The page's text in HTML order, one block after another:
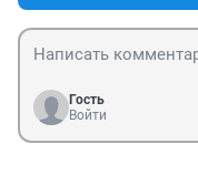
Гость
Войти